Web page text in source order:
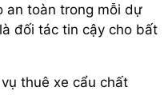
an toàn trong mỗi dự
đối tác tin cậy cho bất
thuê xe cẩu chất